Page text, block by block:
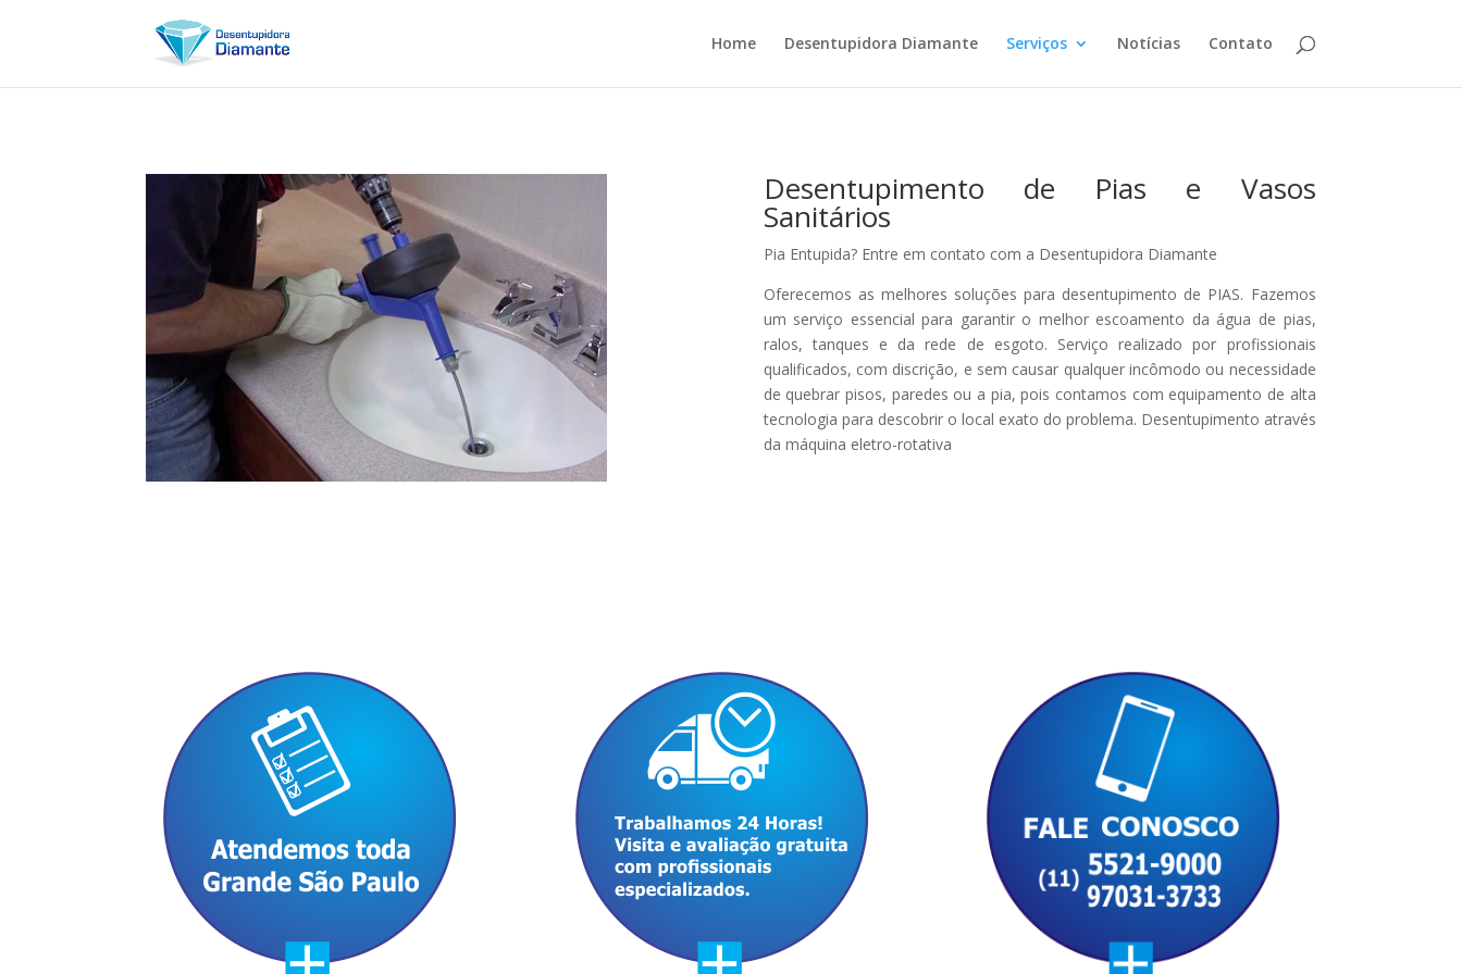
Home Desentupidora Diamante Serviços Notícias Contato
Desentupimento de Pias e Vasos
Sanitários
Pia Entupida? Entre em contato com a Desentupidora Diamante
Oferecemos as melhores soluções para desentupimento de PIAS. Fazemos
um serviço essencial para garantir o melhor escoamento da água de pias,
ralos, tanques e da rede de esgoto. Serviço realizado por profissionais
qualificados, com discrição, e sem causar qualquer incômodo ou necessidade
de quebrar pisos, paredes ou a pia, pois contamos com equipamento de alta
tecnologia para descobrir o local exato do problema. Desentupimento através
da máquina eletro-rotativa